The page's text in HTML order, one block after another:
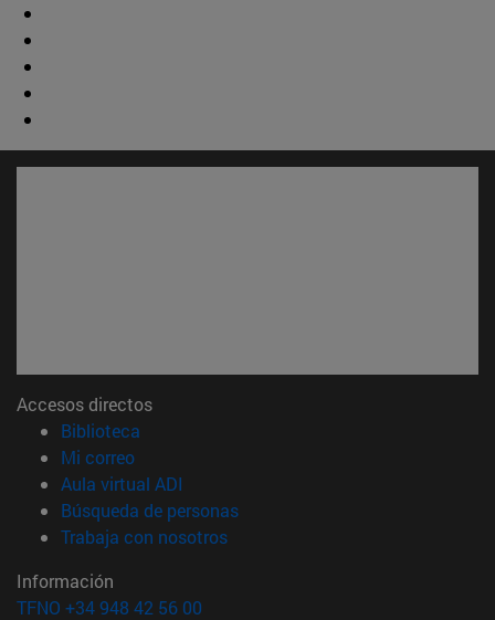
Accesos directos
Biblioteca
Mi correo(abre en nueva ventana)
Aula virtual ADI
Búsqueda de personas(abre en nueva ventana)
Trabaja con nosotros(abre en nueva ventana)
Información
TFNO +34 948 42 56 00